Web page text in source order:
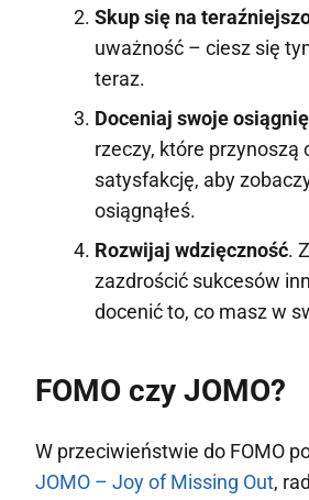
Skup się na
uważność – ciesz się
teraz.
Doceniaj swoje
rzeczy, które przynoszą
satysfakcję, aby
osiągnąłeś.
Rozwijaj wdzięczność.
zazdrościć sukcesów
docenić to, co masz w
FOMO czy JOMO?
W przeciwieństwie do FOMO
JOMO – Joy of Missing Out,